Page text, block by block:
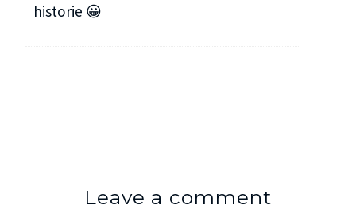
historie 😀
Leave a comment